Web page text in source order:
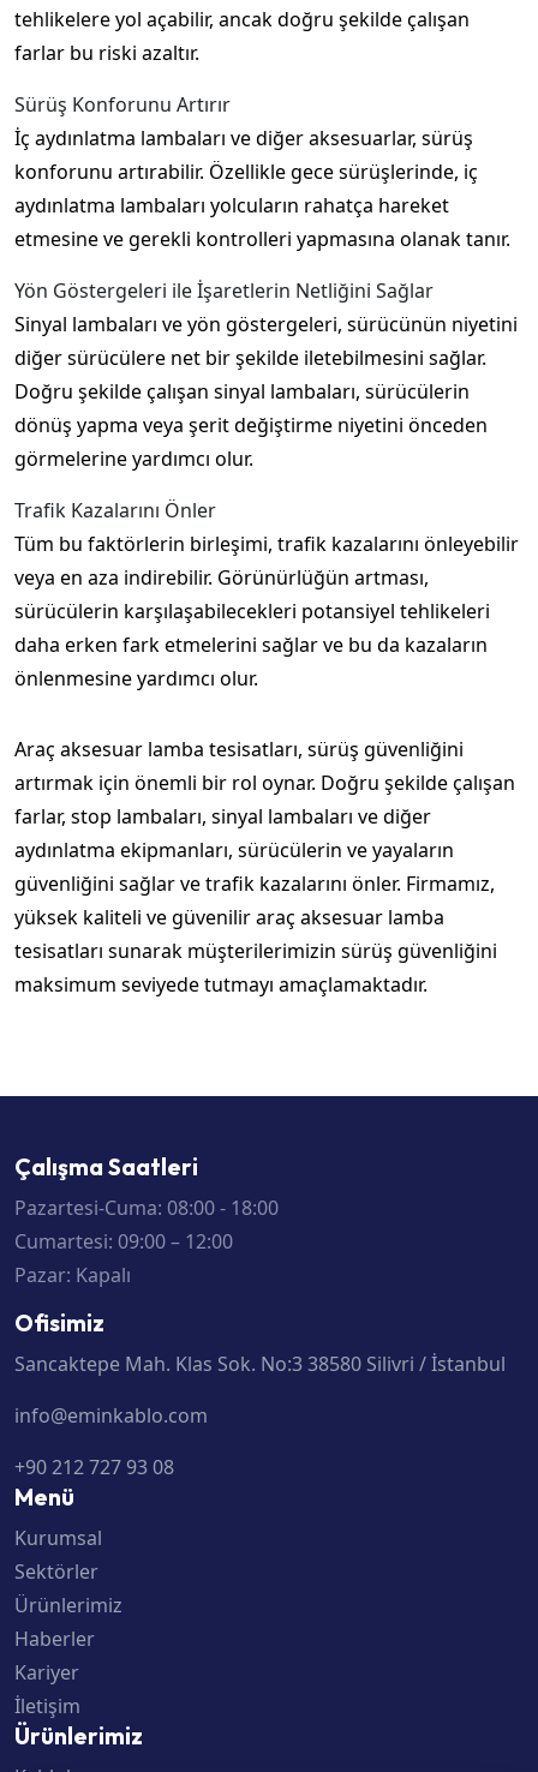
tehlikelere yol açabilir, ancak doğru şekilde çalışan
farlar bu riski azaltır.
Sürüş Konforunu Artırır
İç aydınlatma lambaları ve diğer aksesuarlar, sürüş
konforunu artırabilir. Özellikle gece sürüşlerinde, iç
aydınlatma lambaları yolcuların rahatça hareket
etmesine ve gerekli kontrolleri yapmasına olanak tanır.
Yön Göstergeleri ile İşaretlerin Netliğini Sağlar
Sinyal lambaları ve yön göstergeleri, sürücünün niyetini
diğer sürücülere net bir şekilde iletebilmesini sağlar.
Doğru şekilde çalışan sinyal lambaları, sürücülerin
dönüş yapma veya şerit değiştirme niyetini önceden
görmelerine yardımcı olur.
Trafik Kazalarını Önler
Tüm bu faktörlerin birleşimi, trafik kazalarını önleyebilir
veya en aza indirebilir. Görünürlüğün artması,
sürücülerin karşılaşabilecekleri potansiyel tehlikeleri
daha erken fark etmelerini sağlar ve bu da kazaların
önlenmesine yardımcı olur.
Araç aksesuar lamba tesisatları, sürüş güvenliğini
artırmak için önemli bir rol oynar. Doğru şekilde çalışan
farlar, stop lambaları, sinyal lambaları ve diğer
aydınlatma ekipmanları, sürücülerin ve yayaların
güvenliğini sağlar ve trafik kazalarını önler. Firmamız,
yüksek kaliteli ve güvenilir araç aksesuar lamba
tesisatları sunarak müşterilerimizin sürüş güvenliğini
maksimum seviyede tutmayı amaçlamaktadır.
Çalışma Saatleri
Pazartesi-Cuma: 08:00 - 18:00
Cumartesi: 09:00 – 12:00
Pazar: Kapalı
Ofisimiz
Sancaktepe Mah. Klas Sok. No:3 38580 Silivri / İstanbul
info@eminkablo.com
+90 212 727 93 08
Menü
Kurumsal
Sektörler
Ürünlerimiz
Haberler
Kariyer
İletişim
Ürünlerimiz